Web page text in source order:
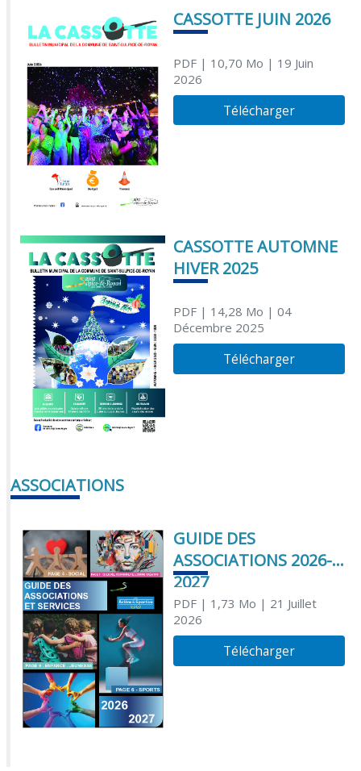
CASSOTTE JUIN 2026
PDF| 10,70 Mo | 19 Juin
2026
Télécharger
CASSOTTE AUTOMNE
HIVER 2025
PDF| 14,28 Mo | 04
Décembre 2025
Télécharger
ASSOCIATIONS
GUIDE DES
ASSOCIATIONS 2026-
2027
PDF| 1,73 Mo | 21 Juillet
2026
Télécharger